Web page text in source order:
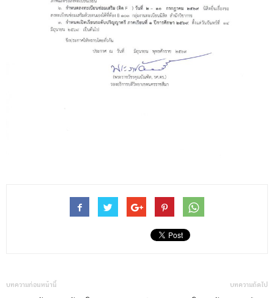
บทความก่อนหน้านี้ บทความถัดไป